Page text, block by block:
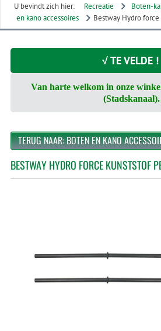
U bevindt zich hier: Recreatie Boten-
en kano accessoires
Bestway Hydro
√ TE VELDE !
Van harte welkom in onze
(Stadskanaal).
TERUG NAAR: BOTEN EN KANO
BESTWAY HYDRO FORCE KUNSTSTOF